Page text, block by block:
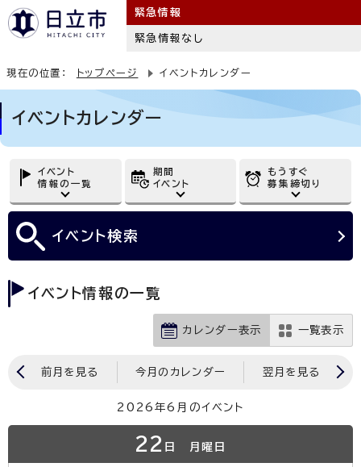
緊急情報
緊急情報なし
現在の位置： トップページ イベントカレンダー
イベントカレンダー
イベント
情報の一覧
期間
イベント
もうすぐ
募集締切り
イベント検索
イベント情報の一覧
カレンダー表示 一覧表示
前月を見る 今月のカレンダー 翌月を見る
2026年6月のイベント
22 日 月曜日